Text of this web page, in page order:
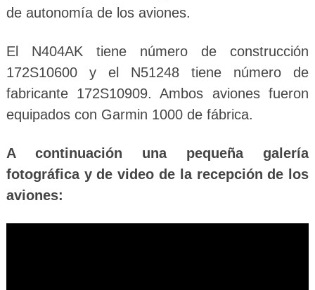
de autonomía de los aviones.
El N404AK tiene número de construcción
172S10600 y el N51248 tiene número de
fabricante 172S10909. Ambos aviones fueron
equipados con Garmin 1000 de fábrica.
A continuación una pequeña galería
fotográfica y de video de la recepción de los
aviones: